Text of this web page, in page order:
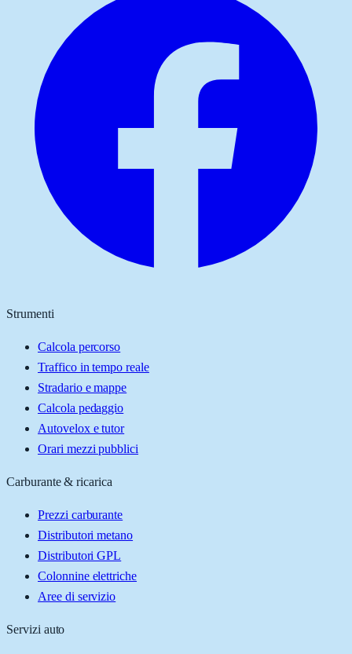
Strumenti
Calcola percorso
Traffico in tempo reale
Stradario e mappe
Calcola pedaggio
Autovelox e tutor
Orari mezzi pubblici
Carburante & ricarica
Prezzi carburante
Distributori metano
Distributori GPL
Colonnine elettriche
Aree di servizio
Servizi auto